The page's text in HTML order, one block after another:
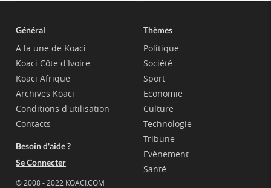
Général
A la une de Koaci
Koaci Côte d'Ivoire
Koaci Afrique
Archives Koaci
Conditions d'utilisation
Contacts
Besoin d'aide ?
Se Connecter
© 2008 - 2022 KOACI.COM
Thèmes
Politique
Société
Sport
Economie
Culture
Technologie
Tribune
Evènement
Santé